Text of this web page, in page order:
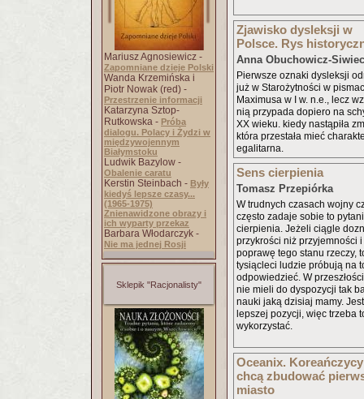
Mariusz Agnosiewicz -
Zapomniane dzieje Polski
Wanda Krzemińska i
Piotr Nowak (red) -
Przestrzenie informacji
Katarzyna Sztop-
Rutkowska - Próba
dialogu. Polacy i Żydzi w
międzywojennym
Białymstoku
Ludwik Bazylow -
Obalenie caratu
Kerstin Steinbach - Były
kiedyś lepsze czasy...
(1965-1975)
Znienawidzone obrazy i
ich wyparty przekaz
Barbara Włodarczyk -
Nie ma jednej Rosji
Sklepik "Racjonalisty"
Zjawisko dysleksji w
Polsce. Rys
Anna Obuchowicz-Siwiec
Pierwsze oznaki dysleksji
już w Starożytności w
Maximusa w I w. n.e., lecz
nią przypada dopiero na
XX wieku. kiedy nastąpiła
która przestała mieć
egalitarna.
Sens cierpienia
Tomasz Przepiórka
W trudnych czasach wojny
często zadaje sobie to
cierpienia. Jeżeli ciągle
przykrości niż przyjemności
poprawę tego stanu rzeczy,
tysiącleci ludzie próbują na
odpowiedzieć. W
nie mieli do dyspozycji tak
nauki jaką dzisiaj mamy.
lepszej pozycji, więc trzeba
wykorzystać.
Oceanix. Koreańczycy
chcą zbudować
miasto